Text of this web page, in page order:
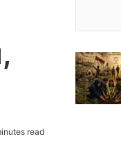
read